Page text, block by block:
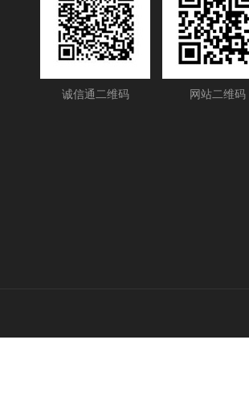
诚信通二维码 网站二维码